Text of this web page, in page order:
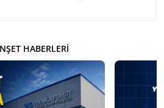
HABERLERI